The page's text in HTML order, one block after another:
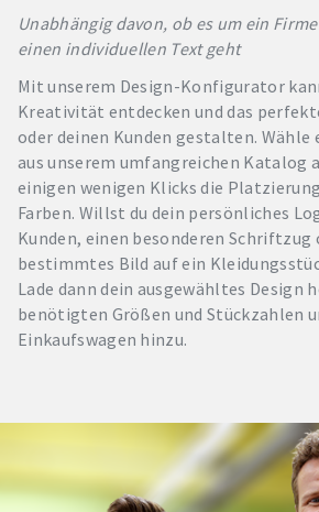
Unabhängig davon, ob es um ein
einen individuellen Text geht
Mit unserem Design-Konfigurator
Kreativität entdecken und das
oder deinen Kunden gestalten. Wähle
aus unserem umfangreichen Katalog
einigen wenigen Klicks die
Farben. Willst du dein persönliches
Kunden, einen besonderen Schriftzug
bestimmtes Bild auf ein
Lade dann dein ausgewähltes Design
benötigten Größen und Stückzahlen
Einkaufswagen hinzu.